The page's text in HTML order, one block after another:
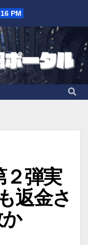
PM
弾実
返金さ